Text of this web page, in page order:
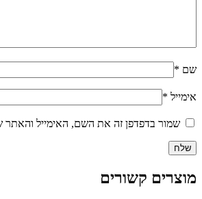
שם *
אימייל *
שמור בדפדפן זה את השם, האימייל
מוצרים קשורים